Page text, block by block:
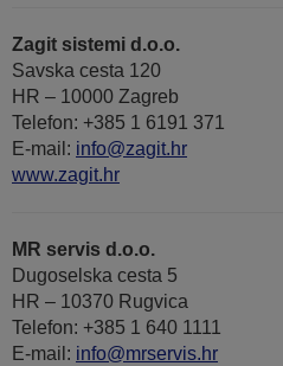
Zagit sistemi d.o.o.
Savska cesta 120
HR – 10000 Zagreb
Telefon: +385 1 6191 371
E-mail: info@zagit.hr
www.zagit.hr
MR servis d.o.o.
Dugoselska cesta 5
HR – 10370 Rugvica
Telefon: +385 1 640 1111
Е-mail: info@mrservis.hr